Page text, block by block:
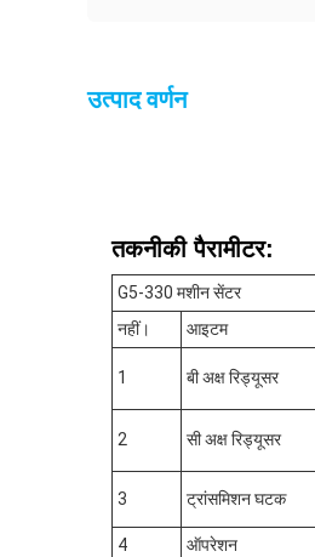
उत्पाद वर्णन
तकनीकी पैरामीटर:
G5-330 मशीन सेंटर
नहीं।
आइटम
1 बी अक्ष रिड्यूसर
2 सी अक्ष रिड्यूसर
3 ट्रांसमिशन घटक
4 ऑपरेशन